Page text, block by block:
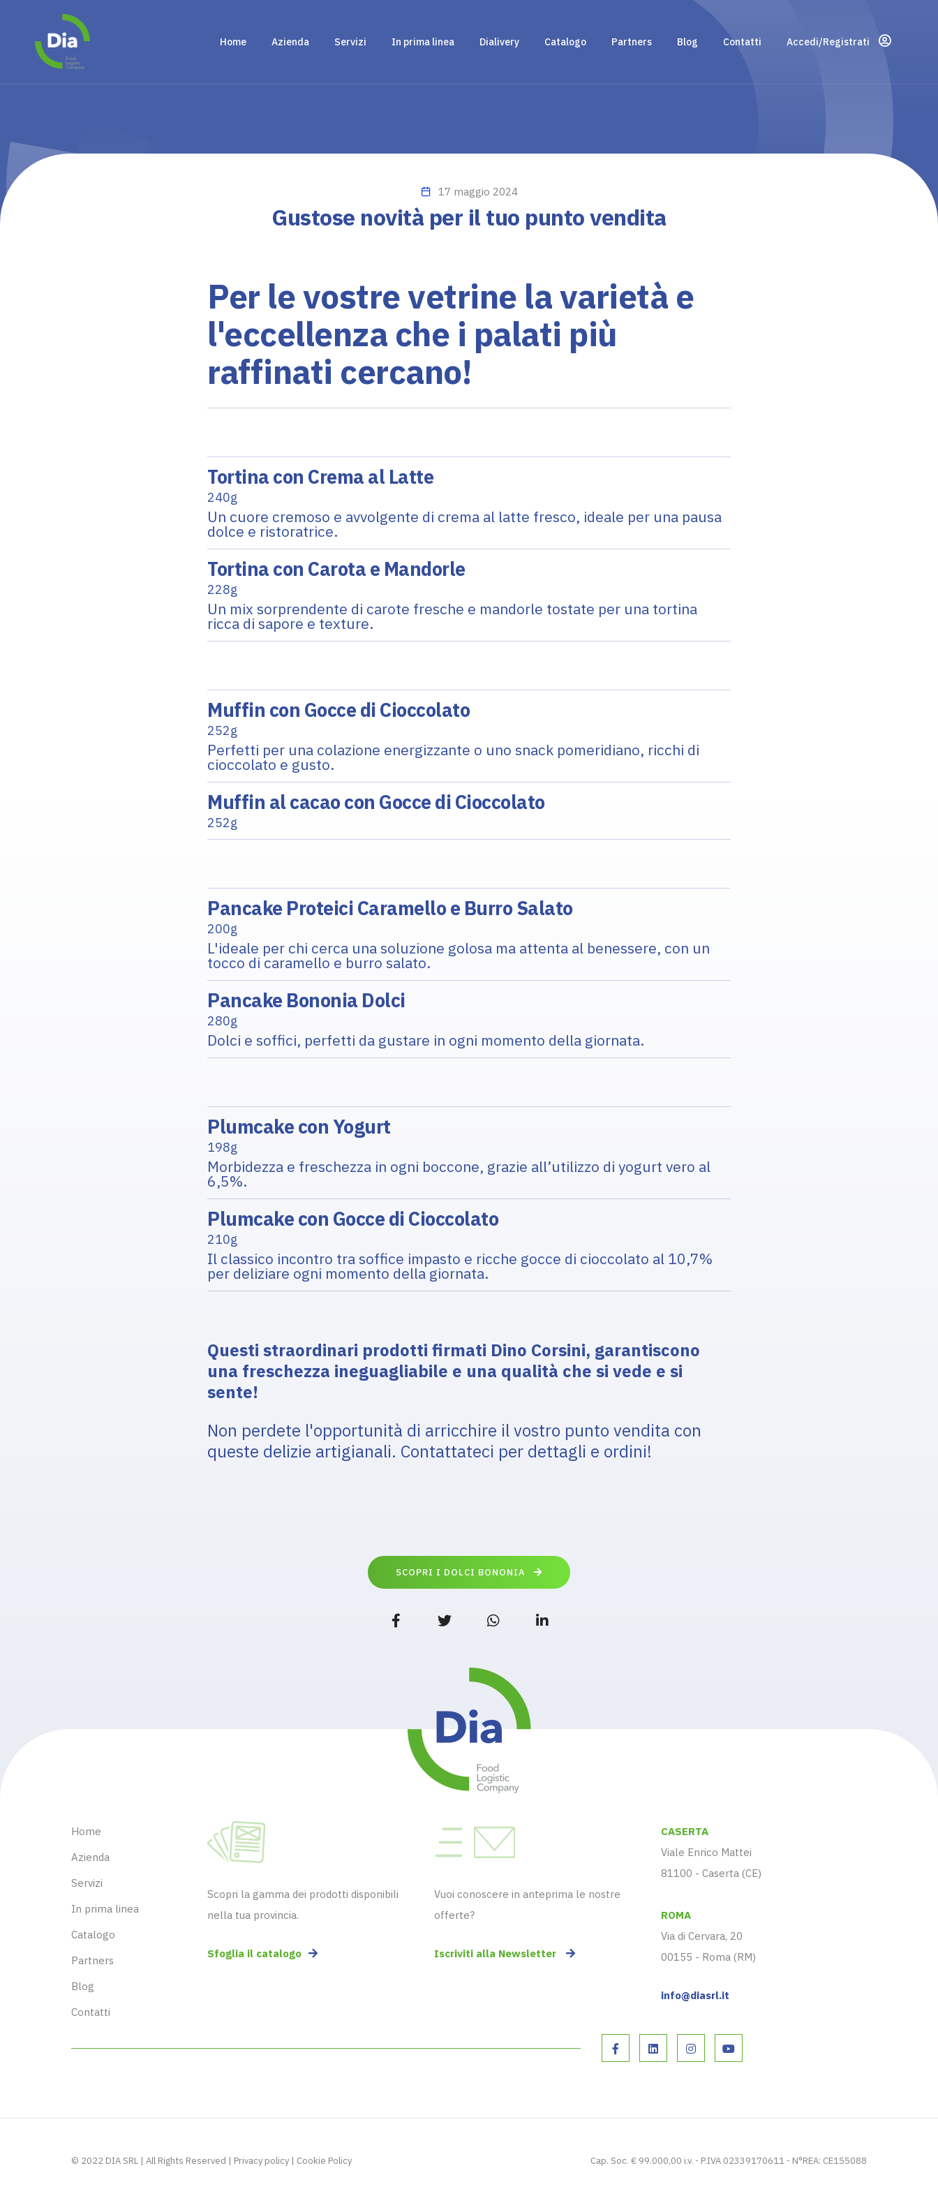
Home Azienda Servizi In prima linea Dialivery Catalogo Partners Blog Contatti Accedi/Registrati
17 maggio 2024
Gustose novità per il tuo punto vendita
Per le vostre vetrine la varietà e
l'eccellenza che i palati più
raffinati cercano!
Tortina con Crema al Latte
240g
Un cuore cremoso e avvolgente di crema al latte fresco, ideale per una pausa
dolce e ristoratrice.
Tortina con Carota e Mandorle
228g
Un mix sorprendente di carote fresche e mandorle tostate per una tortina
ricca di sapore e texture.
Muffin con Gocce di Cioccolato
252g
Perfetti per una colazione energizzante o uno snack pomeridiano, ricchi di
cioccolato e gusto.
Muffin al cacao con Gocce di Cioccolato
252g
Pancake Proteici Caramello e Burro Salato
200g
L'ideale per chi cerca una soluzione golosa ma attenta al benessere, con un
tocco di caramello e burro salato.
Pancake Bononia Dolci
280g
Dolci e soffici, perfetti da gustare in ogni momento della giornata.
Plumcake con Yogurt
198g
Morbidezza e freschezza in ogni boccone, grazie all’utilizzo di yogurt vero al
6,5%.
Plumcake con Gocce di Cioccolato
210g
Il classico incontro tra soffice impasto e ricche gocce di cioccolato al 10,7%
per deliziare ogni momento della giornata.
Questi straordinari prodotti firmati Dino Corsini, garantiscono
una freschezza ineguagliabile e una qualità che si vede e si
sente!
Non perdete l'opportunità di arricchire il vostro punto vendita con
queste delizie artigianali. Contattateci per dettagli e ordini!
SCOPRI I DOLCI BONONIA
Home
Azienda
Servizi
In prima linea
Catalogo
Partners
Blog
Contatti
Scopri la gamma dei prodotti disponibili
nella tua provincia.
Sfoglia il catalogo
Vuoi conoscere in anteprima le nostre
offerte?
Iscriviti alla Newsletter
CASERTA
Viale Enrico Mattei
81100 - Caserta (CE)
ROMA
Via di Cervara, 20
00155 - Roma (RM)
info@diasrl.it
© 2022 DIA SRL | All Rights Reserved | Privacy policy | Cookie Policy Cap. Soc. € 99.000,00 i.v. - P.IVA 02339170611 - N°REA: CE155088